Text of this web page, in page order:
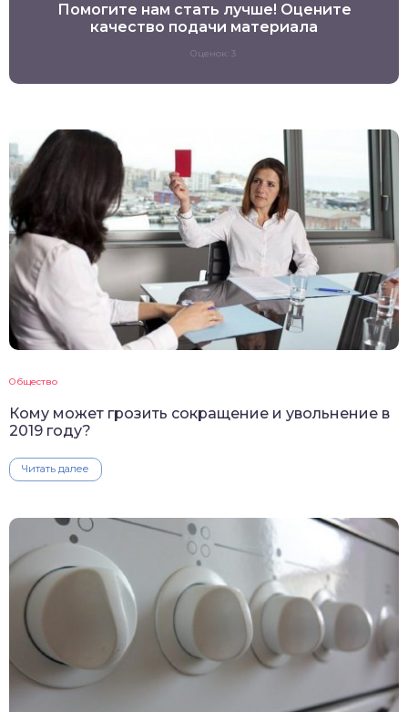
Помогите нам стать лучше! Оцените
качество подачи материала
Оценок: 3
Общество
Кому может грозить сокращение и увольнение в
2019 году?
Читать далее